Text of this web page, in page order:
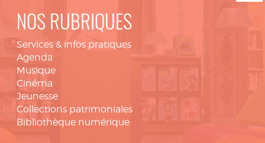
NOS RUBRIQUES
Services & infos pratiques
Agenda
Musique
Cinéma
Jeunesse
Collections patrimoniales
Bibliothèque numérique